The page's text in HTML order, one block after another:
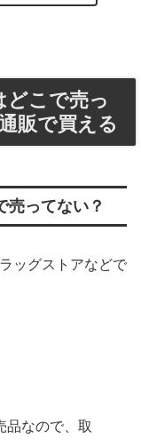
どこで売っ
販で買える
ってない？
ッグストアなどで
品なので、取